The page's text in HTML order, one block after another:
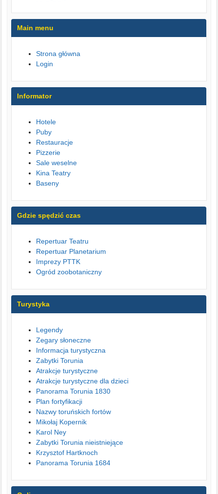
Main menu
Strona główna
Login
Informator
Hotele
Puby
Restauracje
Pizzerie
Sale weselne
Kina Teatry
Baseny
Gdzie spędzić czas
Repertuar Teatru
Repertuar Planetarium
Imprezy PTTK
Ogród zoobotaniczny
Turystyka
Legendy
Zegary słoneczne
Informacja turystyczna
Zabytki Torunia
Atrakcje turystyczne
Atrakcje turystyczne dla dzieci
Panorama Torunia 1830
Plan fortyfikacji
Nazwy toruńskich fortów
Mikołaj Kopernik
Karol Ney
Zabytki Torunia nieistniejące
Krzysztof Hartknoch
Panorama Torunia 1684